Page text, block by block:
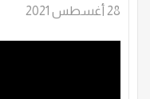
28 أغسطس 2021